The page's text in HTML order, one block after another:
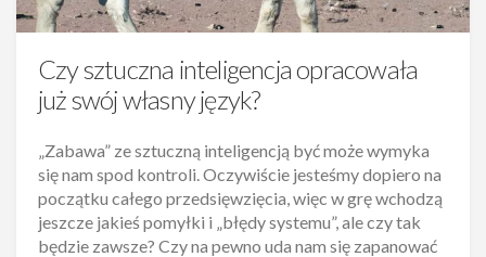
Czy sztuczna inteligencja opracowała
już swój własny język?
„Zabawa” ze sztuczną inteligencją być może wymyka
się nam spod kontroli. Oczywiście jesteśmy dopiero na
początku całego przedsięwzięcia, więc w grę wchodzą
jeszcze jakieś pomyłki i „błędy systemu”, ale czy tak
będzie zawsze? Czy na pewno uda nam się zapanować